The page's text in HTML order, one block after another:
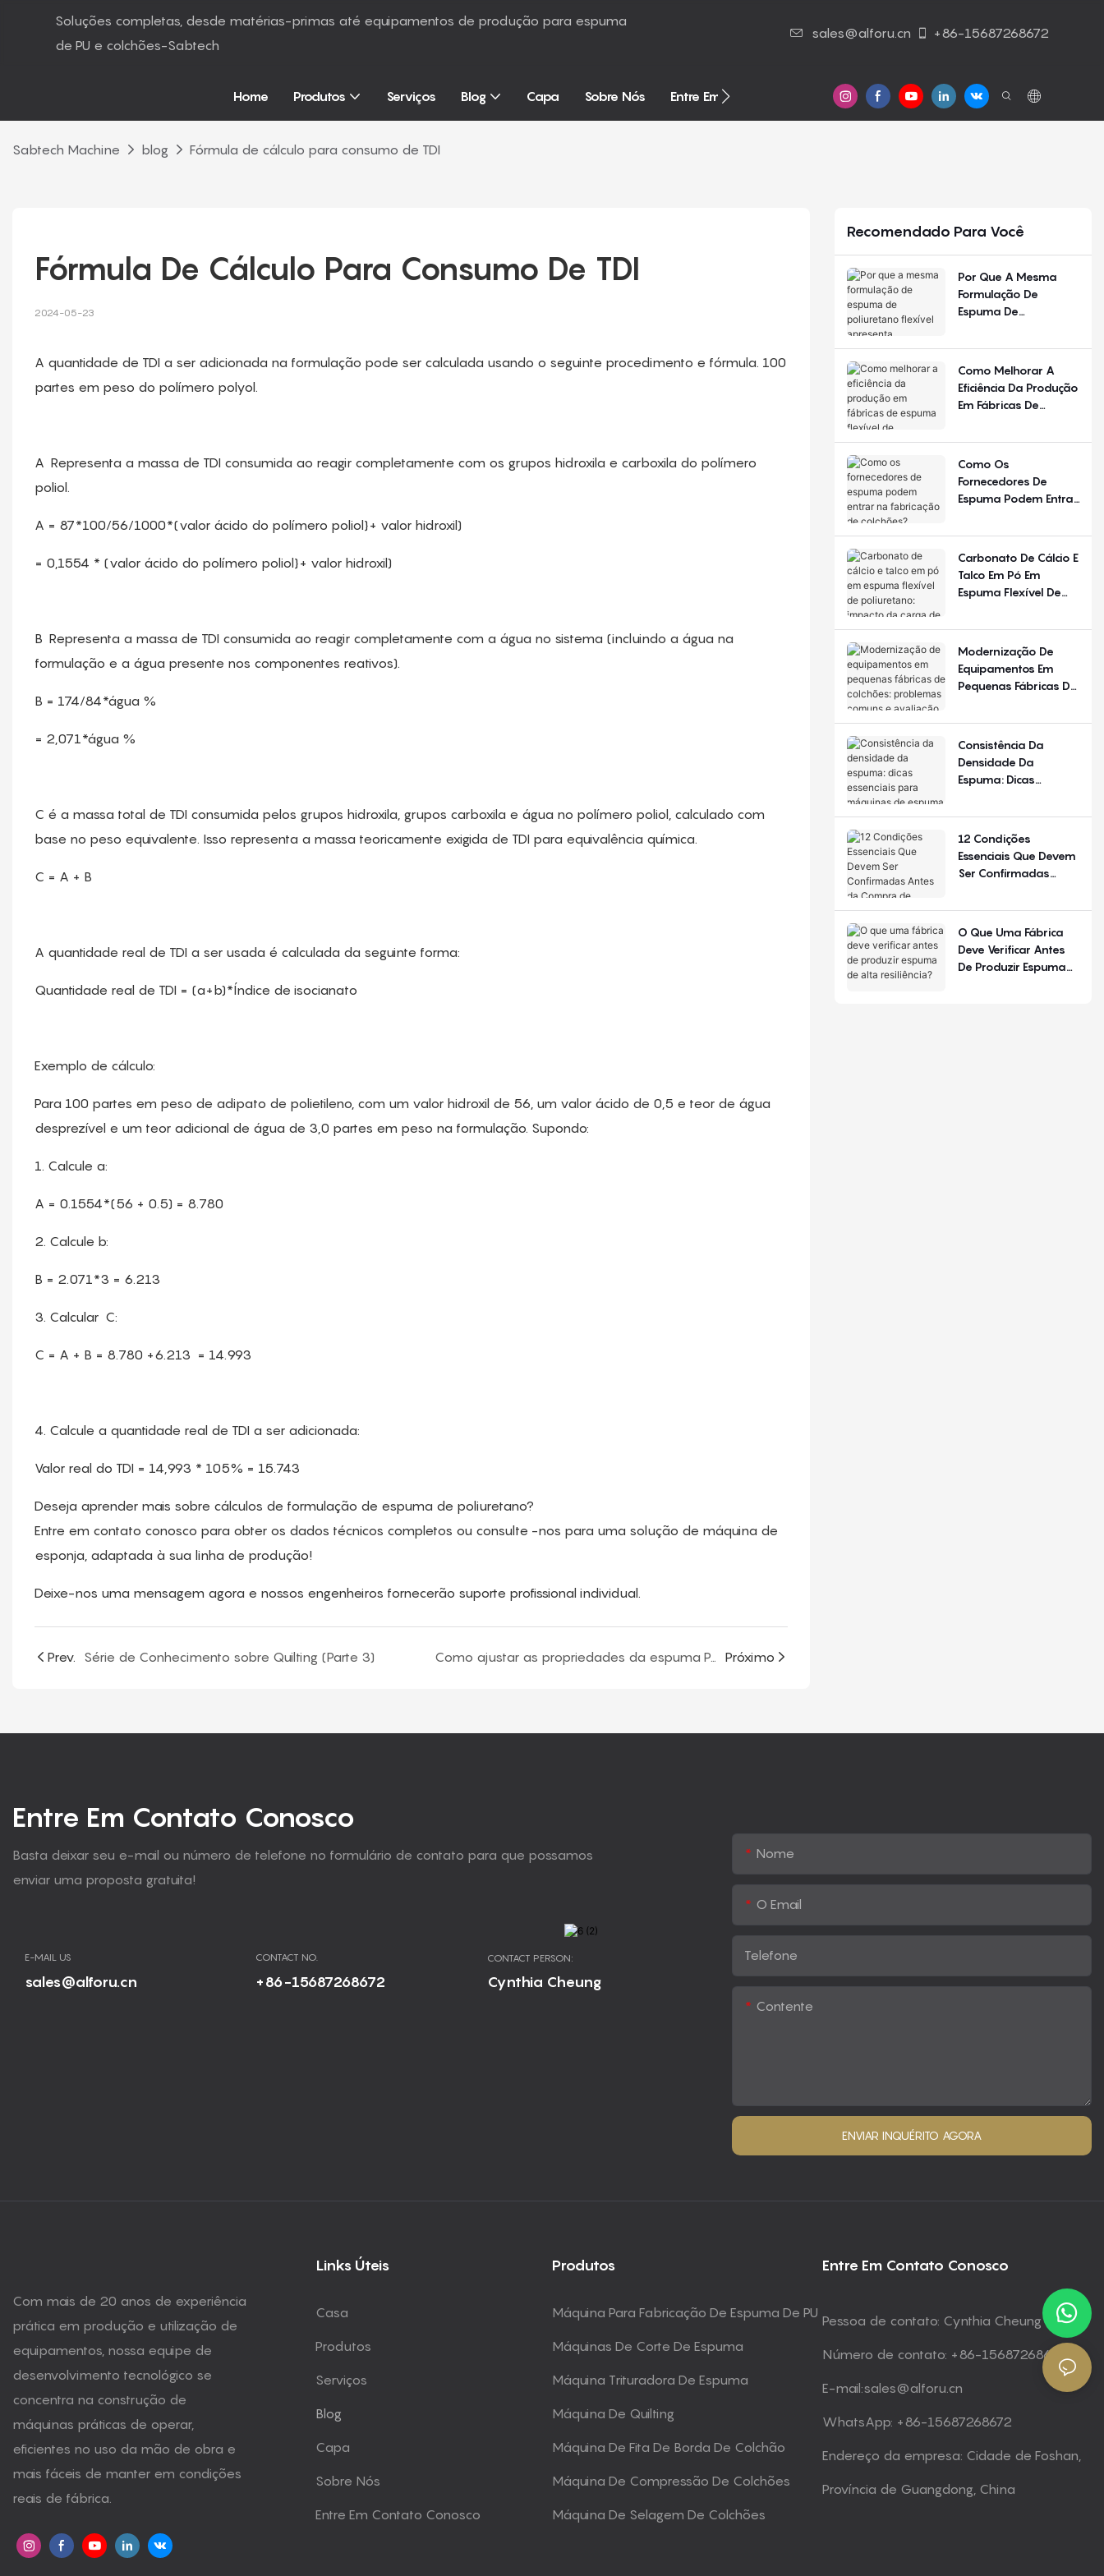
Soluções completas, desde matérias-primas até equipamentos de produção para espuma
de PU e colchões-Sabtech
sales@alforu.cn +86-15687268672
Home Produtos Serviços Blog Capa Sobre Nós Entre Em Contato Conosco
Sabtech Machine blog Fórmula de cálculo para consumo de TDI
Fórmula De Cálculo Para Consumo De TDI
2024-05-23
A quantidade de TDI a ser adicionada na formulação pode ser calculada usando o seguinte procedimento e fórmula. 100
partes em peso do polímero polyol.
A Representa a massa de TDI consumida ao reagir completamente com os grupos hidroxila e carboxila do polímero
poliol.
A = 87*100/56/1000*(valor ácido do polímero poliol}+ valor hidroxil)
= 0,1554 * (valor ácido do polímero poliol}+ valor hidroxil)
B Representa a massa de TDI consumida ao reagir completamente com a água no sistema (incluindo a água na
formulação e a água presente nos componentes reativos).
B = 174/84*água %
= 2,071*água %
C é a massa total de TDI consumida pelos grupos hidroxila, grupos carboxila e água no polímero poliol, calculado com
base no peso equivalente. Isso representa a massa teoricamente exigida de TDI para equivalência química.
C = A + B
A quantidade real de TDI a ser usada é calculada da seguinte forma:
Quantidade real de TDI = (a+b)*Índice de isocianato
Exemplo de cálculo:
Para 100 partes em peso de adipato de polietileno, com um valor hidroxil de 56, um valor ácido de 0,5 e teor de água
desprezível e um teor adicional de água de 3,0 partes em peso na formulação. Supondo:
1. Calcule a:
A = 0.1554*(56 + 0.5) = 8.780
2. Calcule b:
B = 2.071*3 = 6.213
3. Calcular C:
C = A + B = 8.780 +6.213 = 14.993
4. Calcule a quantidade real de TDI a ser adicionada:
Valor real do TDI = 14,993 * 105% = 15.743
Deseja aprender mais sobre cálculos de formulação de espuma de poliuretano?
Entre em contato conosco para obter os dados técnicos completos ou consulte -nos para uma solução de máquina de
esponja, adaptada à sua linha de produção!
Deixe-nos uma mensagem agora e nossos engenheiros fornecerão suporte profissional individual.
Prev. Série de Conhecimento sobre Quilting (Parte 3) Como ajustar as propriedades da espuma PU macia com base nas características do poliéter de espuma comum Próximo
Recomendado Para Você
Por Que A Mesma
Formulação De
Espuma De
Apresenta
Diferente Em
Diferentes Estações
Como Melhorar A
Eficiência Da Produção
Em Fábricas De
Poliuretano?
Como Os
Fornecedores De
Espuma Podem Entrar
Colchões?
Carbonato De Cálcio E
Talco Em Pó Em
Espuma Flexível De
Da Carga De
Modernização De
Equipamentos Em
Pequenas Fábricas De
Comuns E Avaliação
De Configuração.
Consistência Da
Densidade Da
Espuma: Dicas
Máquinas De Espuma
De Poliuretano
12 Condições
Essenciais Que Devem
Ser Confirmadas
Equipamentos Para
O Que Uma Fábrica
Deve Verificar Antes
De Produzir Espuma
Entre Em Contato Conosco
Basta deixar seu e-mail ou número de telefone no formulário de contato para que possamos
enviar uma proposta gratuita!
E-MAIL US
sales@alforu.cn
CONTACT NO.
+86-15687268672
CONTACT PERSON:
Cynthia Cheung
Nome
O Email
Telefone
Contente
ENVIAR INQUÉRITO AGORA
Com mais de 20 anos de experiência
prática em produção e utilização de
equipamentos, nossa equipe de
desenvolvimento tecnológico se
concentra na construção de
máquinas práticas de operar,
eficientes no uso da mão de obra e
mais fáceis de manter em condições
reais de fábrica.
Links Úteis
Casa
Produtos
Serviços
Blog
Capa
Sobre Nós
Entre Em Contato Conosco
Produtos
Máquina Para Fabricação De Espuma De PU
Máquinas De Corte De Espuma
Máquina Trituradora De Espuma
Máquina De Quilting
Máquina De Fita De Borda De Colchão
Máquina De Compressão De Colchões
Máquina De Selagem De Colchões
Entre Em Contato Conosco
Pessoa de contato: Cynthia Cheung
Número de contato: +86-15687268672
E-mail:sales@alforu.cn
WhatsApp: +86-15687268672
Endereço da empresa: Cidade de Foshan,
Província de Guangdong, China